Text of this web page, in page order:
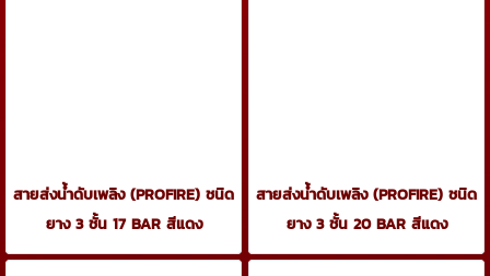
สายส่งน้ำดับเพลิง (PROFIRE) ชนิด
ยาง 3 ชั้น 17 BAR สีแดง
สายส่งน้ำดับเพลิง (PROFIRE) ชนิด
ยาง 3 ชั้น 20 BAR สีแดง